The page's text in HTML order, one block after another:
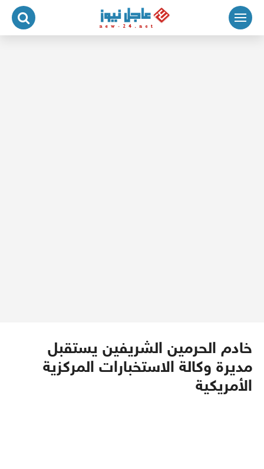
التجاوز
المحتوى
خادم الحرمين الشريفين يستقبل
مديرة وكالة الاستخبارات المركزية
الأمريكية